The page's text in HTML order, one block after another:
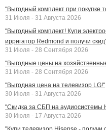
"Выгодный комплект при покупке
31 Июля - 31 Августа 2026
"Выгодный комплект! Купи
ирригатор Redmond и получи
31 Июля - 28 Сентября 2026
"Выгодные цены на
31 Июля - 28 Сентября 2026
"Выгодная цена на телевизор LG!"
30 Июля - 31 Августа 2026
"Скидка за СБП на аудиосистемы
30 Июля - 17 Августа 2026